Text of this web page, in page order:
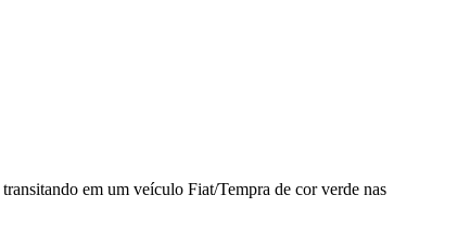
em um veículo Fiat/Tempra de cor verde nas